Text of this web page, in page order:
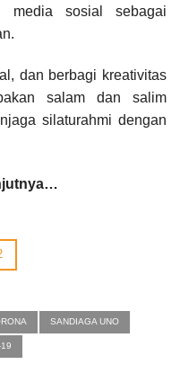
media sosial sebagai
dan berbagi kreativitas
salam dan salim
silaturahmi dengan
SANDIAGA UNO